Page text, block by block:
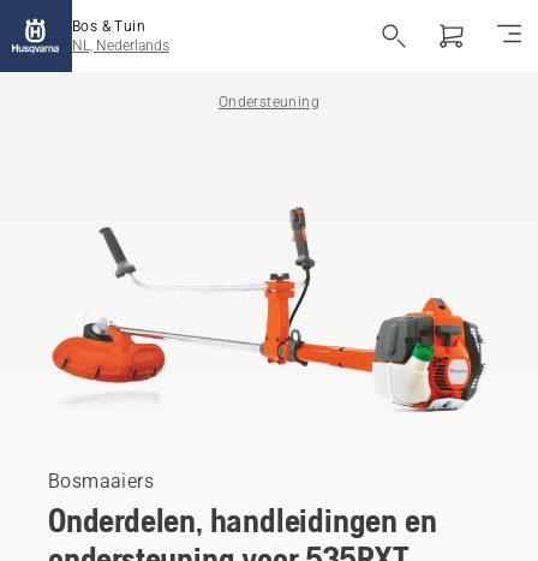
Bos & Tuin
NL, Nederlands
Ondersteuning
Bosmaaiers
Onderdelen, handleidingen en